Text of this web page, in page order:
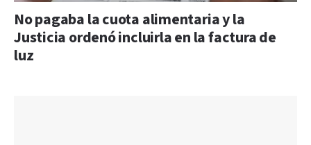
No pagaba la cuota alimentaria y la
Justicia ordenó incluirla en la factura de
luz